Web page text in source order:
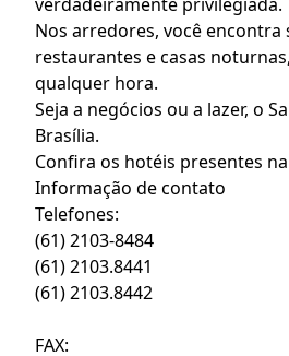
Nos arredores, você
restaurantes e casas
qualquer hora.
Seja a negócios ou a lazer, o
Brasília.
Confira os hotéis presentes
Informação de contato
Telefones:
(61) 2103-8484
(61) 2103.8441
(61) 2103.8442
FAX: